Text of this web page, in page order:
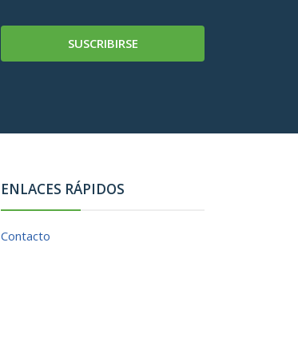
SUSCRIBIRSE
ENLACES RÁPIDOS
Contacto